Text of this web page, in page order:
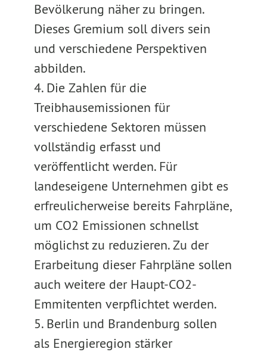
Bevölkerung näher zu bringen.
Dieses Gremium soll divers sein
und verschiedene Perspektiven
abbilden.
4. Die Zahlen für die
Treibhausemissionen für
verschiedene Sektoren müssen
vollständig erfasst und
veröffentlicht werden. Für
landeseigene Unternehmen gibt es
erfreulicherweise bereits Fahrpläne,
um CO2 Emissionen schnellst
möglichst zu reduzieren. Zu der
Erarbeitung dieser Fahrpläne sollen
auch weitere der Haupt-CO2-
Emmitenten verpflichtet werden.
5. Berlin und Brandenburg sollen
als Energieregion stärker